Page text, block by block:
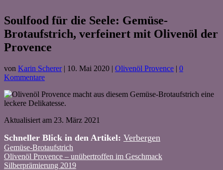
Soulfood für die Seele: Gemüse-
Brotaufstrich, verfeinert mit Olivenöl der
Provence
von Karin Scherer| 10. Mai 2020 | Olivenöl Provence | 0
Kommentare
Aktualisiert am 23. März 2021
Schneller Blick in den Artikel: Verbergen
Gemüse-Brotaufstrich
Olivenöl Provence – unübertroffen im Geschmack
Silberprämierung 2019